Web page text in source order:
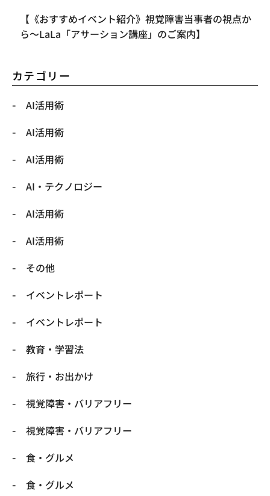
【《おすすめイベント紹介》視覚障害当事者の視点か
ら〜LaLa「アサーション講座」のご案内】
カテゴリー
AI活用術
AI活用術
AI活用術
​AI・テクノロジー
​AI活用術
​AI活用術
​その他
​イベントレポート
​イベントレポート
​教育・学習法
​旅行・お出かけ
​視覚障害・バリアフリー
​視覚障害・バリアフリー
​食・グルメ
​食・グルメ